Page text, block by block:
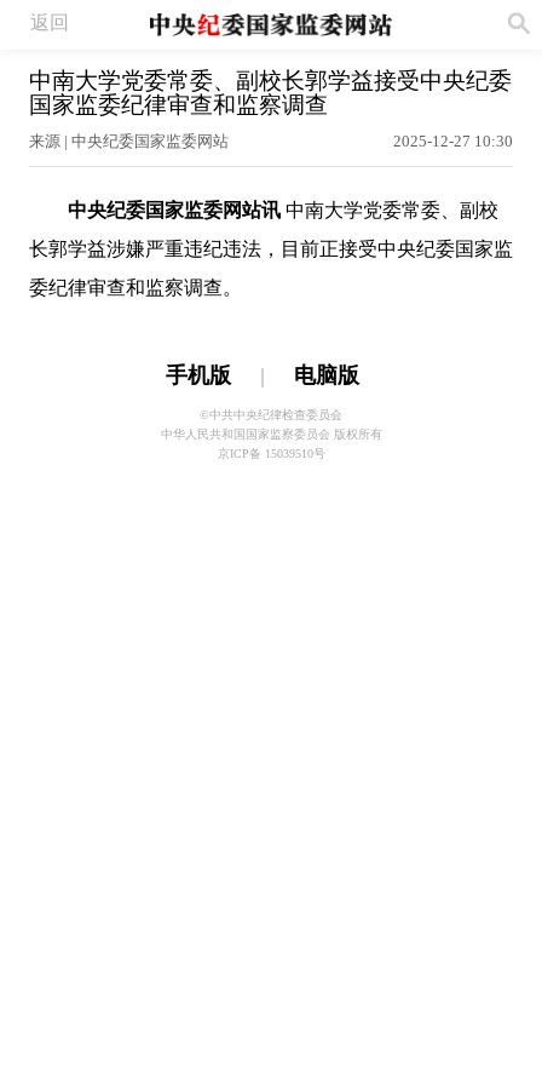
返回
中南大学党委常委、副校长郭学益接受中央纪委
国家监委纪律审查和监察调查
来源 | 中央纪委国家监委网站 2025-12-27 10:30
中央纪委国家监委网站讯 中南大学党委常委、副校
长郭学益涉嫌严重违纪违法，目前正接受中央纪委国家监
委纪律审查和监察调查。
手机版 | 电脑版
©中共中央纪律检查委员会
中华人民共和国国家监察委员会 版权所有
京ICP备 15039510号